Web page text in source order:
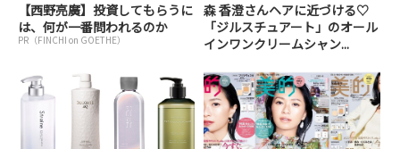
【西野亮廣】投資してもらうに
は、何が一番問われるのか
PR（FINCHI on GOETHE）
森 香澄さんヘアに近づける♡
「ジルスチュアート」のオール
インワンクリームシャン...